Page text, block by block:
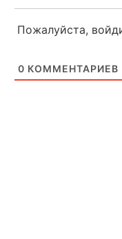
Пожалуйста,
0 КОММЕНТАРИЕВ